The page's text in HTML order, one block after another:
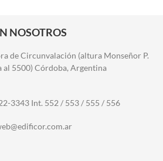
NOSOTROS
de Circunvalación (altura Monseñor P.
al 5500) Córdoba, Argentina
3343 Int. 552 / 553 / 555 / 556